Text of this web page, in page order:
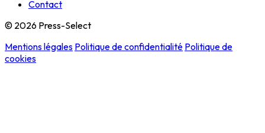
Contact
© 2026 Press-Select
Mentions légales Politique de confidentialité Politique de
cookies